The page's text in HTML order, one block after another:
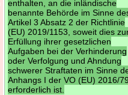
enthalten, an die inländische
benannte Behörde im Sinne
Artikel 3 Absatz 2 der Richtlinie
(EU) 2019/1153, soweit dies
Erfüllung ihrer gesetzlichen
Aufgaben bei der Verhinderung
oder Verfolgung und Ahndung
schwerer Straftaten im Sinne
Anhangs I der VO (EU) 2016/
erforderlich ist.